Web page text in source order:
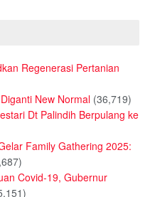
Regenerasi Pertanian
New Normal (36,719)
Dt Palindih Berpulang ke
Family Gathering 2025:
Covid-19, Gubernur